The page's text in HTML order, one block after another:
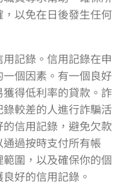
以免在日後發生任何
記錄。信用記錄在申
個因素。有一個良好
得低利率的貸款。詐
較差的人進行詐騙活
信用記錄，避免欠款
過按時支付所有帳
圍，以及確保你的個
好的信用記錄。